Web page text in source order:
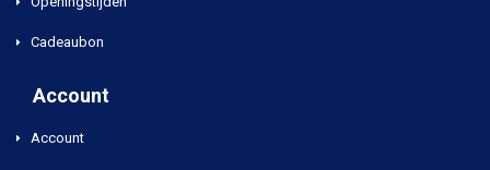
Cadeaubon
Account
Account